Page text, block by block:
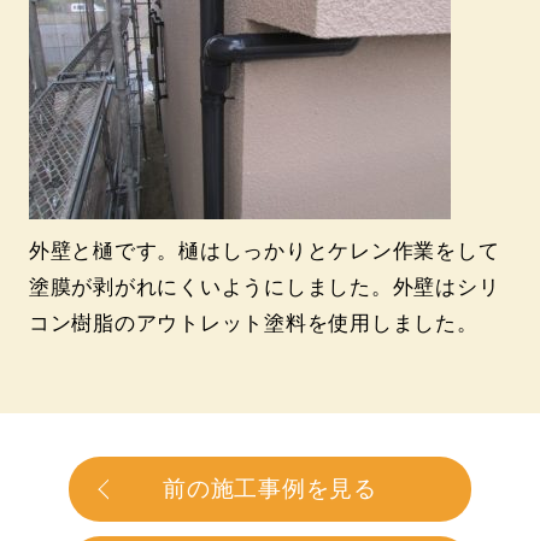
外壁と樋です。樋はしっかりとケレン作業をして
塗膜が剥がれにくいようにしました。外壁はシリ
コン樹脂のアウトレット塗料を使用しました。
前の施工事例を見る